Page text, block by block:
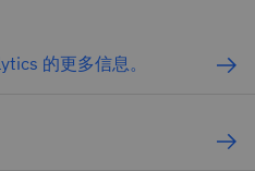
的更多信息。